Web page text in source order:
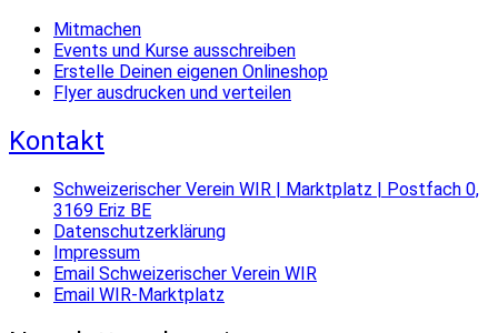
Mitmachen
Events und Kurse ausschreiben
Erstelle Deinen eigenen Onlineshop
Flyer ausdrucken und verteilen
Kontakt
Schweizerischer Verein WIR | Marktplatz | Postfach 0,
3169 Eriz BE
Datenschutzerklärung
Impressum
Email Schweizerischer Verein WIR
Email WIR-Marktplatz